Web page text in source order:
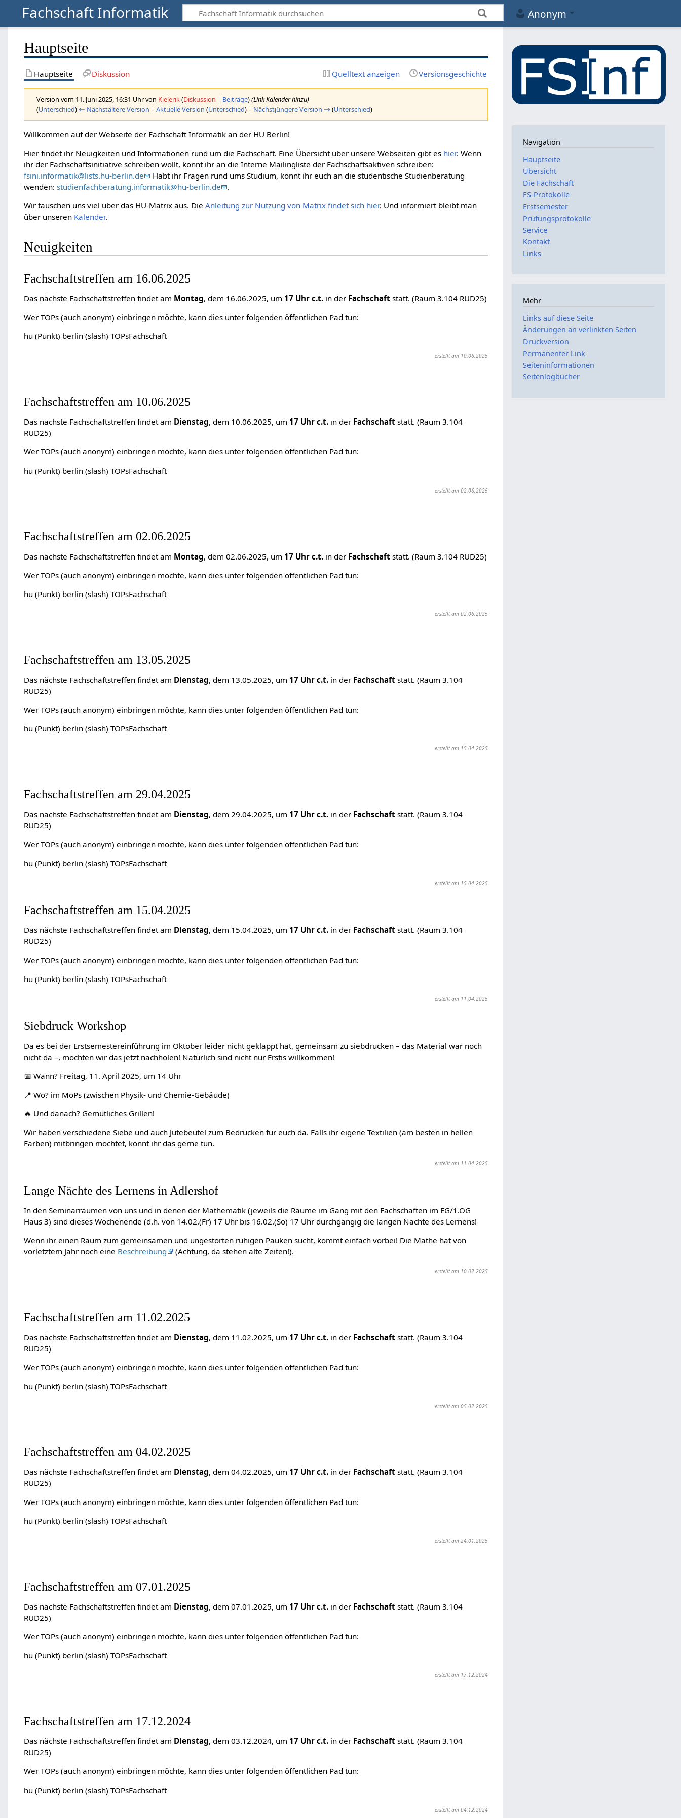
Anonym
Fachschaft Informatik
Hauptseite
Hauptseite Diskussion Quelltext anzeigen Versionsgeschichte
Version vom 11. Juni 2025, 16:31 Uhr von Kielerik(Diskussion | Beiträge)(Link Kalender hinzu)
(Unterschied) ← Nächstältere Version | Aktuelle Version (Unterschied) | Nächstjüngere Version → (Unterschied)
Willkommen auf der Webseite der Fachschaft Informatik an der HU Berlin!
Hier findet ihr Neuigkeiten und Informationen rund um die Fachschaft. Eine Übersicht über unsere Webseiten gibt es hier. Wenn
ihr der Fachschaftsinitiative schreiben wollt, könnt ihr an die Interne Mailingliste der Fachschaftsaktiven schreiben:
fsini.informatik@lists.hu-berlin.de
Habt ihr Fragen rund ums Studium, könnt ihr euch an die studentische Studienberatung
wenden: studienfachberatung.informatik@hu-berlin.de
.
Wir tauschen uns viel über das HU-Matrix aus. Die Anleitung zur Nutzung von Matrix findet sich hier. Und informiert bleibt man
über unseren Kalender.
Neuigkeiten
Fachschaftstreffen am 16.06.2025
Das nächste Fachschaftstreffen findet am Montag, dem 16.06.2025, um 17 Uhr c.t.in der Fachschaftstatt. (Raum 3.104 RUD25)
Wer TOPs (auch anonym) einbringen möchte, kann dies unter folgenden öffentlichen Pad tun:
hu (Punkt) berlin (slash) TOPsFachschaft
erstellt am 10.06.2025
Fachschaftstreffen am 10.06.2025
Das nächste Fachschaftstreffen findet am Dienstag, dem 10.06.2025, um 17 Uhr c.t.in der Fachschaftstatt. (Raum 3.104
RUD25)
Wer TOPs (auch anonym) einbringen möchte, kann dies unter folgenden öffentlichen Pad tun:
hu (Punkt) berlin (slash) TOPsFachschaft
erstellt am 02.06.2025
Fachschaftstreffen am 02.06.2025
Das nächste Fachschaftstreffen findet am Montag, dem 02.06.2025, um 17 Uhr c.t.in der Fachschaftstatt. (Raum 3.104 RUD25)
Wer TOPs (auch anonym) einbringen möchte, kann dies unter folgenden öffentlichen Pad tun:
hu (Punkt) berlin (slash) TOPsFachschaft
erstellt am 02.06.2025
Fachschaftstreffen am 13.05.2025
Das nächste Fachschaftstreffen findet am Dienstag, dem 13.05.2025, um 17 Uhr c.t.in der Fachschaftstatt. (Raum 3.104
RUD25)
Wer TOPs (auch anonym) einbringen möchte, kann dies unter folgenden öffentlichen Pad tun:
hu (Punkt) berlin (slash) TOPsFachschaft
erstellt am 15.04.2025
Fachschaftstreffen am 29.04.2025
Das nächste Fachschaftstreffen findet am Dienstag, dem 29.04.2025, um 17 Uhr c.t.in der Fachschaftstatt. (Raum 3.104
RUD25)
Wer TOPs (auch anonym) einbringen möchte, kann dies unter folgenden öffentlichen Pad tun:
hu (Punkt) berlin (slash) TOPsFachschaft
erstellt am 15.04.2025
Fachschaftstreffen am 15.04.2025
Das nächste Fachschaftstreffen findet am Dienstag, dem 15.04.2025, um 17 Uhr c.t.in der Fachschaftstatt. (Raum 3.104
RUD25)
Wer TOPs (auch anonym) einbringen möchte, kann dies unter folgenden öffentlichen Pad tun:
hu (Punkt) berlin (slash) TOPsFachschaft
erstellt am 11.04.2025
Siebdruck Workshop
Da es bei der Erstsemestereinführung im Oktober leider nicht geklappt hat, gemeinsam zu siebdrucken – das Material war noch
nicht da –, möchten wir das jetzt nachholen! Natürlich sind nicht nur Erstis willkommen!
📅 Wann? Freitag, 11. April 2025, um 14 Uhr
📍 Wo? im MoPs (zwischen Physik- und Chemie-Gebäude)
🔥 Und danach? Gemütliches Grillen!
Wir haben verschiedene Siebe und auch Jutebeutel zum Bedrucken für euch da. Falls ihr eigene Textilien (am besten in hellen
Farben) mitbringen möchtet, könnt ihr das gerne tun.
erstellt am 11.04.2025
Lange Nächte des Lernens in Adlershof
In den Seminarräumen von uns und in denen der Mathematik (jeweils die Räume im Gang mit den Fachschaften im EG/1.OG
Haus 3) sind dieses Wochenende (d.h. von 14.02.(Fr) 17 Uhr bis 16.02.(So) 17 Uhr durchgängig die langen Nächte des Lernens!
Wenn ihr einen Raum zum gemeinsamen und ungestörten ruhigen Pauken sucht, kommt einfach vorbei! Die Mathe hat von
vorletztem Jahr noch eine Beschreibung (Achtung, da stehen alte Zeiten!).
erstellt am 10.02.2025
Fachschaftstreffen am 11.02.2025
Das nächste Fachschaftstreffen findet am Dienstag, dem 11.02.2025, um 17 Uhr c.t.in der Fachschaftstatt. (Raum 3.104
RUD25)
Wer TOPs (auch anonym) einbringen möchte, kann dies unter folgenden öffentlichen Pad tun:
hu (Punkt) berlin (slash) TOPsFachschaft
erstellt am 05.02.2025
Fachschaftstreffen am 04.02.2025
Das nächste Fachschaftstreffen findet am Dienstag, dem 04.02.2025, um 17 Uhr c.t.in der Fachschaftstatt. (Raum 3.104
RUD25)
Wer TOPs (auch anonym) einbringen möchte, kann dies unter folgenden öffentlichen Pad tun:
hu (Punkt) berlin (slash) TOPsFachschaft
erstellt am 24.01.2025
Fachschaftstreffen am 07.01.2025
Das nächste Fachschaftstreffen findet am Dienstag, dem 07.01.2025, um 17 Uhr c.t.in der Fachschaftstatt. (Raum 3.104
RUD25)
Wer TOPs (auch anonym) einbringen möchte, kann dies unter folgenden öffentlichen Pad tun:
hu (Punkt) berlin (slash) TOPsFachschaft
erstellt am 17.12.2024
Fachschaftstreffen am 17.12.2024
Das nächste Fachschaftstreffen findet am Dienstag, dem 03.12.2024, um 17 Uhr c.t.in der Fachschaftstatt. (Raum 3.104
RUD25)
Wer TOPs (auch anonym) einbringen möchte, kann dies unter folgenden öffentlichen Pad tun:
hu (Punkt) berlin (slash) TOPsFachschaft
erstellt am 04.12.2024
Navigation
Hauptseite
Übersicht
Die Fachschaft
FS-Protokolle
Erstsemester
Prüfungsprotokolle
Service
Kontakt
Links
Mehr
Links auf diese Seite
Änderungen an verlinkten Seiten
Druckversion
Permanenter Link
Seiten­­informationen
Seitenlogbücher